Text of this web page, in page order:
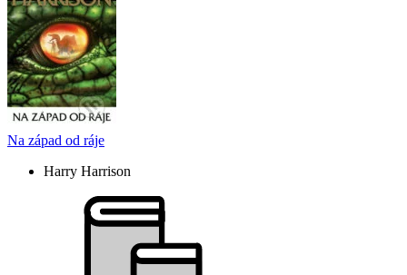
Na západ od ráje
Harry Harrison